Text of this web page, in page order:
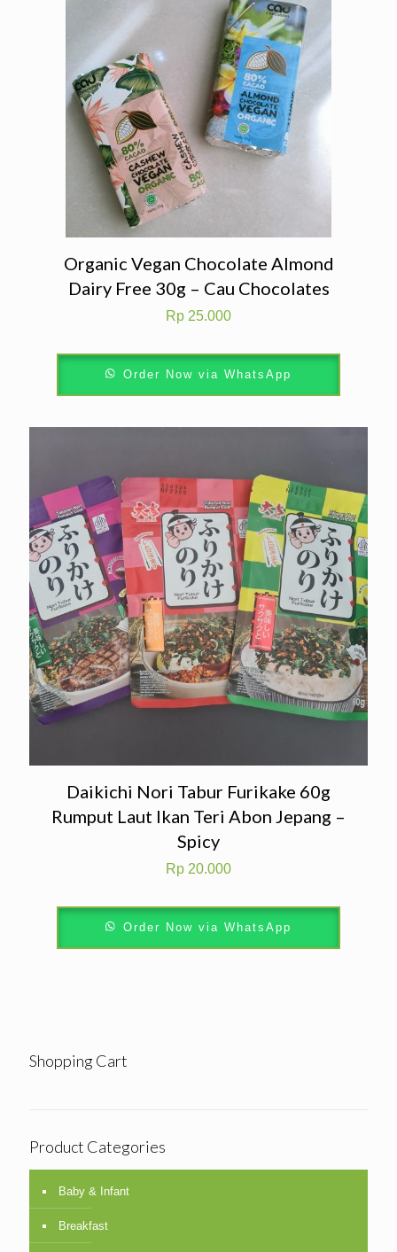
Organic Vegan Chocolate Almond
Dairy Free 30g – Cau Chocolates
Rp 25.000
Order Now via WhatsApp
Daikichi Nori Tabur Furikake 60g
Rumput Laut Ikan Teri Abon Jepang –
Spicy
Rp 20.000
Order Now via WhatsApp
Shopping Cart
Product Categories
Baby & Infant
Breakfast